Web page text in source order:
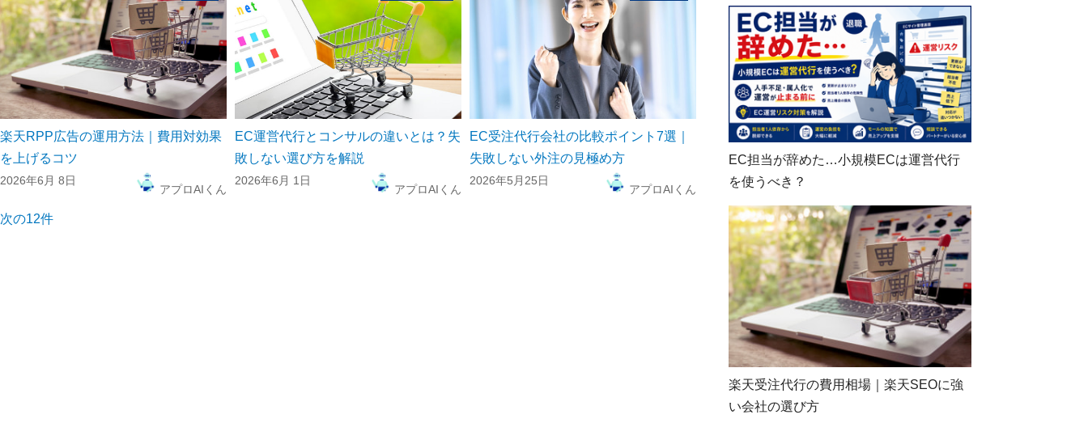
楽天RPP広告の運用方法｜費用対効果
を上げるコツ
2026年6月 8日
アプロAIくん
EC運営代行とコンサルの違いとは？失
敗しない選び方を解説
2026年6月 1日
アプロAIくん
EC受注代行会社の比較ポイント7選｜
失敗しない外注の見極め方
2026年5月25日
アプロAIくん
次の12件
EC担当が辞めた…小規模ECは運営代行
を使うべき？
楽天受注代行の費用相場｜楽天SEOに強
い会社の選び方